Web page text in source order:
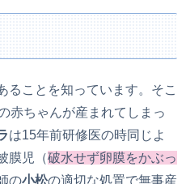
ることを知っています。そこ
赤ちゃんが産まれてしまっ
は15年前研修医の時同じよ
膜児（破水せず卵膜をかぶっ
の小松の適切な処置で無事産